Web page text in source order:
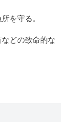
を守る。
どの致命的な